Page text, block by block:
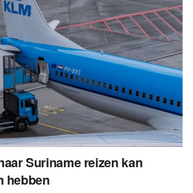
Suriname reizen kan
hebben